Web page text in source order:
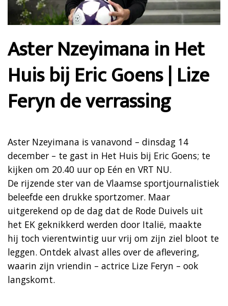
Aster Nzeyimana in Het
Huis bij Eric Goens | Lize
Feryn de verrassing
Aster Nzeyimana is vanavond – dinsdag 14
december – te gast in Het Huis bij Eric Goens; te
kijken om 20.40 uur op Eén en VRT NU.
De rijzende ster van de Vlaamse sportjournalistiek
beleefde een drukke sportzomer. Maar
uitgerekend op de dag dat de Rode Duivels uit
het EK geknikkerd werden door Italië, maakte
hij toch vierentwintig uur vrij om zijn ziel bloot te
leggen. Ontdek alvast alles over de aflevering,
waarin zijn vriendin – actrice Lize Feryn – ook
langskomt.